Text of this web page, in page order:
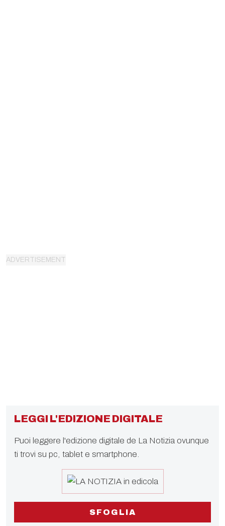
LEGGI L'EDIZIONE DIGITALE
Puoi leggere l'edizione digitale de La Notizia ovunque
ti trovi su pc, tablet e smartphone.
SFOGLIA